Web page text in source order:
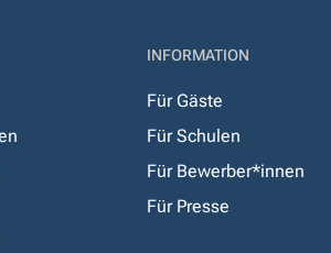
INFORMATION
Für Gäste
Für Schulen
Für Bewerber*innen
Für Presse